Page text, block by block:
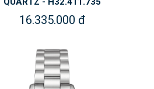
16.335.000 đ